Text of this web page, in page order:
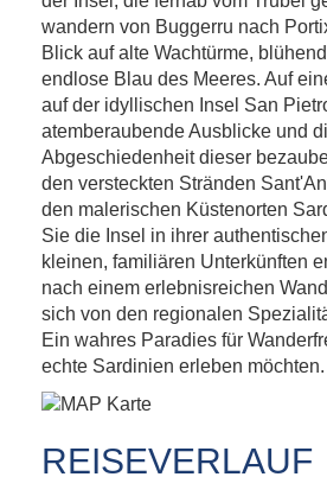
wandern von Buggerru nach
Blick auf alte Wachtürme,
endlose Blau des Meeres. Auf
auf der idyllischen Insel San
atemberaubende Ausblicke und
Abgeschiedenheit dieser
den versteckten Stränden
den malerischen Küstenorten
Sie die Insel in ihrer
kleinen, familiären Unterkünften
nach einem erlebnisreichen
sich von den regionalen
Ein wahres Paradies für
echte Sardinien erleben möchten.
REISEVERLAUF